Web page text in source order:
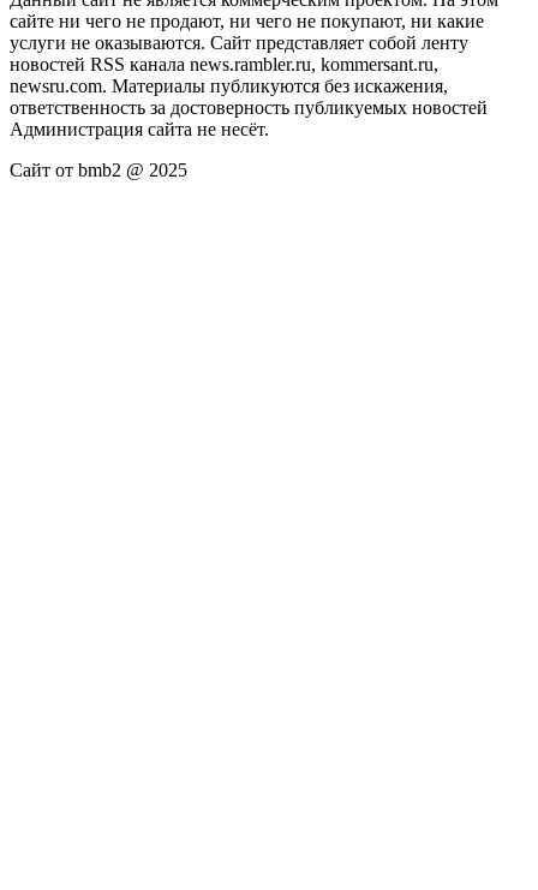
сайте ни чего не продают, ни чего не покупают, ни какие
услуги не оказываются. Сайт представляет собой ленту
новостей RSS канала news.rambler.ru, kommersant.ru,
newsru.com. Материалы публикуются без искажения,
ответственность за достоверность публикуемых новостей
Администрация сайта не несёт.
Сайт от bmb2 @ 2025